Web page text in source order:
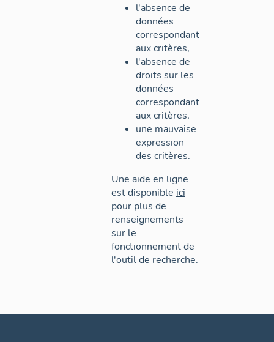
l'absence de
données
correspondant
aux critères,
l'absence de
droits sur les
données
correspondant
aux critères,
une mauvaise
expression
des critères.
Une aide en ligne
est disponible ici
pour plus de
renseignements
sur le
fonctionnement de
l'outil de recherche.